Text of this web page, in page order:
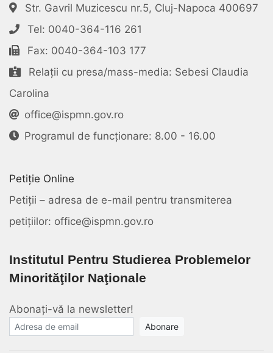
Str. Gavril Muzicescu nr.5, Cluj-Napoca 400697
Tel: 0040-364-116 261
Fax: 0040-364-103 177
Relații cu presa/mass-media: Sebesi Claudia
Carolina
office@ispmn.gov.ro
Programul de funcționare: 8.00 - 16.00
Petiție Online
Petiții – adresa de e-mail pentru transmiterea
petițiilor: office@ispmn.gov.ro
Institutul Pentru Studierea Problemelor
Minorităţilor Naţionale
Abonați-vă la newsletter!
E-mail